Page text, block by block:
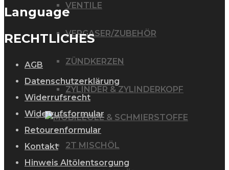
VENTILE
VERGASER/ZUBEHÖR
ZÜNDKERZEN
ZYLINDER & ZYLINDERKOPF
ÖLE & SCHMIERSTOFFE
2T MISCHÖL
Language
RECHTLICHES
AGB
Datenschutzerklärung
Widerrufsrecht
Widerrufsformular
Retourenformular
Kontakt
Hinweis Altölentsorgung